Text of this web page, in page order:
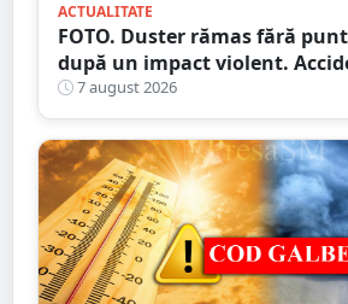
ACTUALITATE
FOTO. Duster rămas fără
după un impact violent.
implicarea unei mașini din
7 august 2026